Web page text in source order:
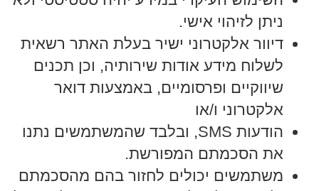
ניתן לזיהוי אישי.
דיוור אלקטרוני ישיר בעלת האתר רשאית
לשלוח מידע אודות שירותיה, וכן תכנים
שיווקיים ופרסומיים, באמצעות דואר
אלקטרוני ו/או
הודעות SMS, ובלבד שהמשתמשים נתנו
את הסכמתם המפורשת.
משתמשים יכולים לחזור בהם מהסכמתם